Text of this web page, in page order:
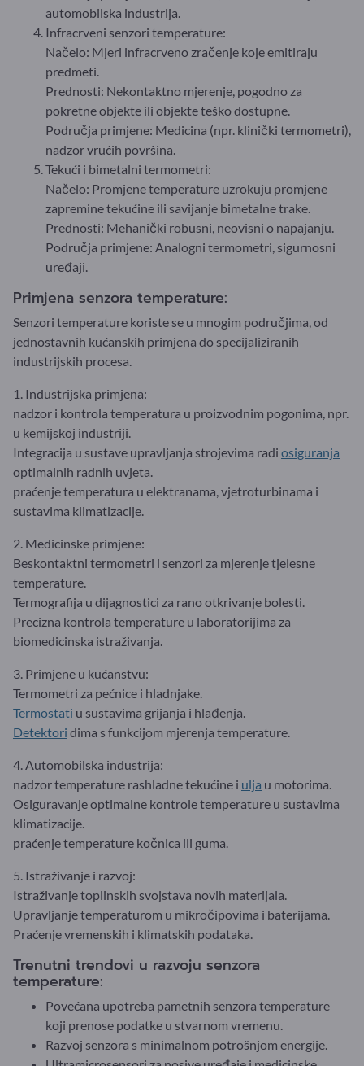
automobilska industrija.
Infracrveni senzori temperature:
Načelo: Mjeri infracrveno zračenje koje emitiraju
predmeti.
Prednosti: Nekontaktno mjerenje, pogodno za
pokretne objekte ili objekte teško dostupne.
Područja primjene: Medicina (npr. klinički termometri),
nadzor vrućih površina.
Tekući i bimetalni termometri:
Načelo: Promjene temperature uzrokuju promjene
zapremine tekućine ili savijanje bimetalne trake.
Prednosti: Mehanički robusni, neovisni o napajanju.
Područja primjene: Analogni termometri, sigurnosni
uređaji.
Primjena senzora temperature:
Senzori temperature koriste se u mnogim područjima, od
jednostavnih kućanskih primjena do specijaliziranih
industrijskih procesa.
1. Industrijska primjena:
nadzor i kontrola temperatura u proizvodnim pogonima, npr.
u kemijskoj industriji.
Integracija u sustave upravljanja strojevima radi osiguranja
optimalnih radnih uvjeta.
praćenje temperatura u elektranama, vjetroturbinama i
sustavima klimatizacije.
2. Medicinske primjene:
Beskontaktni termometri i senzori za mjerenje tjelesne
temperature.
Termografija u dijagnostici za rano otkrivanje bolesti.
Precizna kontrola temperature u laboratorijima za
biomedicinska istraživanja.
3. Primjene u kućanstvu:
Termometri za pećnice i hladnjake.
Termostati u sustavima grijanja i hlađenja.
Detektori dima s funkcijom mjerenja temperature.
4. Automobilska industrija:
nadzor temperature rashladne tekućine i ulja u motorima.
Osiguravanje optimalne kontrole temperature u sustavima
klimatizacije.
praćenje temperature kočnica ili guma.
5. Istraživanje i razvoj:
Istraživanje toplinskih svojstava novih materijala.
Upravljanje temperaturom u mikročipovima i baterijama.
Praćenje vremenskih i klimatskih podataka.
Trenutni trendovi u razvoju senzora
temperature:
Povećana upotreba pametnih senzora temperature
koji prenose podatke u stvarnom vremenu.
Razvoj senzora s minimalnom potrošnjom energije.